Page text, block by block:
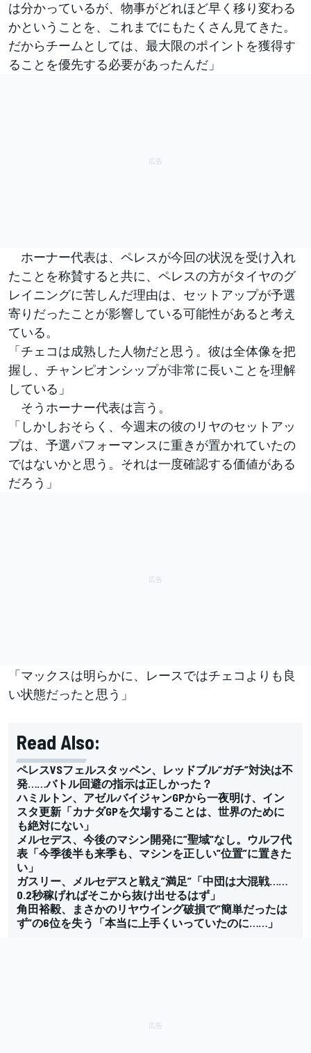
は分かっているが、物事がどれほど早く移り変わる
かということを、これまでにもたくさん見てきた。
だからチームとしては、最大限のポイントを獲得す
ることを優先する必要があったんだ」
ホーナー代表は、ペレスが今回の状況を受け入れ
たことを称賛すると共に、ペレスの方がタイヤのグ
レイニングに苦しんだ理由は、セットアップが予選
寄りだったことが影響している可能性があると考え
ている。
「チェコは成熟した人物だと思う。彼は全体像を把
握し、チャンピオンシップが非常に長いことを理解
している」
そうホーナー代表は言う。
「しかしおそらく、今週末の彼のリヤのセットアッ
プは、予選パフォーマンスに重きが置かれていたの
ではないかと思う。それは一度確認する価値がある
だろう」
「マックスは明らかに、レースではチェコよりも良
い状態だったと思う」
Read Also:
ペレスVSフェルスタッペン、レッドブル“ガチ”対決は不
発……バトル回避の指示は正しかった？
ハミルトン、アゼルバイジャンGPから一夜明け、イン
スタ更新「カナダGPを欠場することは、世界のために
も絶対にない」
メルセデス、今後のマシン開発に”聖域”なし。ウルフ代
表「今季後半も来季も、マシンを正しい”位置”に置きた
い」
ガスリー、メルセデスと戦え”満足”「中団は大混戦……
0.2秒稼げればそこから抜け出せるはず」
角田裕毅、まさかのリヤウイング破損で”簡単だったは
ず”の6位を失う「本当に上手くいっていたのに……」